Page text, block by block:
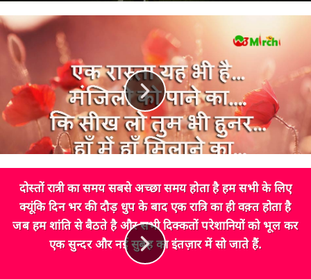
दोस्तों रात्री का समय सबसे अच्छा समय होता है हम सभी के लिए
क्यूंकि दिन भर की दौड़ धुप के बाद एक रात्रि का ही वक़्त होता है
जब हम शांति से बैठते है और सभी दिक्कतों परेशानियों को भूल कर
एक सुन्दर और नई सुबह का इंतज़ार में सो जाते हैं.